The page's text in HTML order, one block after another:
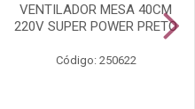
VENTILADOR MESA 40CM
220V SUPER POWER PRETO
Código: 250622